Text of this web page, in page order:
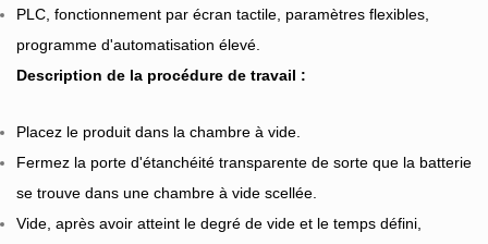
PLC, fonctionnement par écran tactile, paramètres flexibles,
programme d'automatisation élevé.
Description de la procédure de travail :
Placez le produit dans la chambre à vide.
Fermez la porte d'étanchéité transparente de sorte que la batterie
se trouve dans une chambre à vide scellée.
Vide, après avoir atteint le degré de vide et le temps défini,